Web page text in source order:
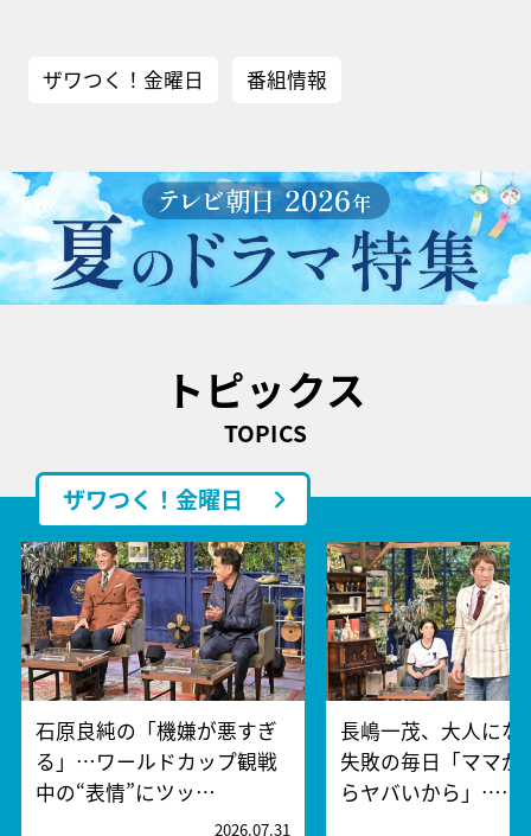
ザワつく！金曜日 番組情報
トピックス
TOPICS
ザワつく！金曜日
石原良純の「機嫌が悪すぎ
る」…ワールドカップ観戦
中の“表情”にツッ…
2026.07.31
長嶋一茂、大人にな
失敗の毎日「ママが
らヤバいから」……